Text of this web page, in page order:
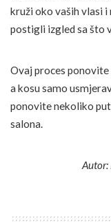
kruži oko vaših vlasi
postigli izgled sa što
Ovaj proces
a kosu samo
ponovite nekoliko
salona.
Autor: